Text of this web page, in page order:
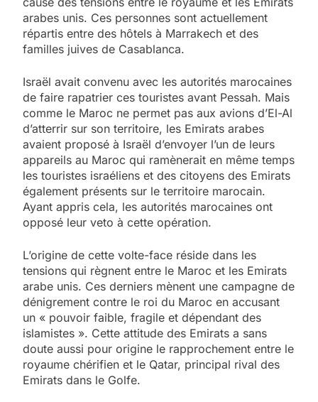
arabes unis. Ces personnes sont actuellement
répartis entre des hôtels à Marrakech et des
familles juives de Casablanca.
Israël avait convenu avec les autorités marocaines
de faire rapatrier ces touristes avant Pessah. Mais
comme le Maroc ne permet pas aux avions d’El-Al
d’atterrir sur son territoire, les Emirats arabes
avaient proposé à Israël d’envoyer l’un de leurs
appareils au Maroc qui ramènerait en même temps
les touristes israéliens et des citoyens des Emirats
également présents sur le territoire marocain.
Ayant appris cela, les autorités marocaines ont
opposé leur veto à cette opération.
L’origine de cette volte-face réside dans les
tensions qui règnent entre le Maroc et les Emirats
arabe unis. Ces derniers mènent une campagne de
dénigrement contre le roi du Maroc en accusant
un « pouvoir faible, fragile et dépendant des
islamistes ». Cette attitude des Emirats a sans
doute aussi pour origine le rapprochement entre le
royaume chérifien et le Qatar, principal rival des
Emirats dans le Golfe.
5
2025, l’année la plus
meurtrière selon le
rapport d’ADL contre
l’antisémitisme
6
POURQUOI JE REVENDIQUE
MA JUDAÏTE par Thérèse
Zrihen-Dvir
7
CE QUI NOUS MANQUE –
Jacques Hadida